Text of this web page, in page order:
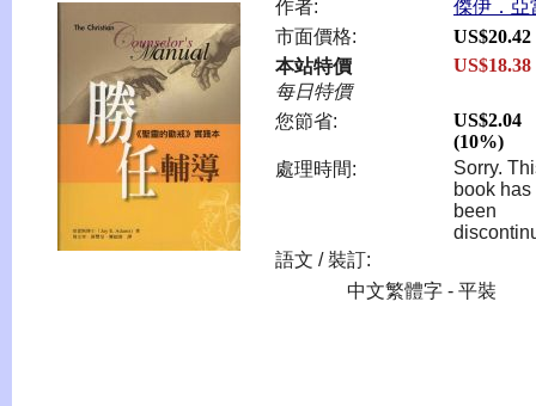
作者:
傑伊．亞
市面價格:
US$20.42
本站特價
每日特價
US$18.38
您節省:
US$2.04
(10%)
處理時間:
Sorry.
book has
been
語文 / 裝訂:
中文繁體字 - 平裝